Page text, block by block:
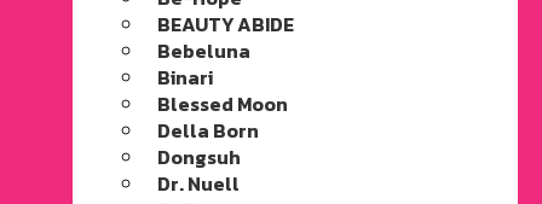
BEAUTY ABIDE
Bebeluna
Binari
Blessed Moon
Della Born
Dongsuh
Dr. Nuell